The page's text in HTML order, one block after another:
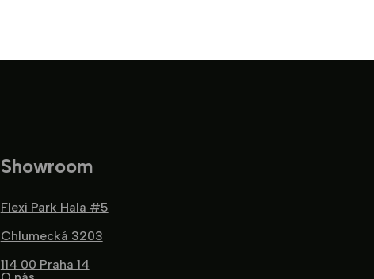
Showroom
Flexi Park Hala #5
Chlumecká 3203
114 00 Praha 14